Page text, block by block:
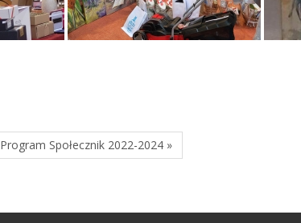
Program Społecznik 2022-2024 »